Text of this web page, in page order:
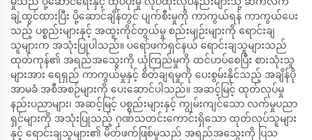
ချဲ့ထွင်ထားပြီး ပို့ဆောင်ချိန်တွင် ပျက်စီးမှုကို ကာကွယ်ရန် ကာကွယ်ပေး
သည့် ပစ္စည်းများနှင့် အထူးကိုင်တွယ်မှု စည်းမျဉ်းများကို ရောင်းချ
သူများက အသုံးပြုပါသည်။ ပရော်ဖက်ရှင်နယ် ရောင်းချသူများသည်
ထုတ်ကုန်၏ အရည်အသွေးကို ယုံကြည်မှုကို ထင်ဟပ်စေပြီး စားသုံးသူ
များအား ရေရှည် ကာကွယ်မှုနှင့် စိတ်ချရမှုကို ပေးစွမ်းနိုင်သည့် အချိန်ပို
အာမခံ အစီအစဉ်များကို ပေးဆောင်ပါသည်။ အဆင့်မြင့် ထုတ်လုပ်မှု
နည်းပညာများ၊ အဆင့်မြင့် ပစ္စည်းများနှင့် ကျွမ်းကျင်သော လက်မှုပညာ
ရှင်များကို အသုံးပြုသည့် ဂုဏ်သတင်းကောင်းရှိသော ထုတ်လုပ်သူများ
နှင့် ရောင်းချသူများ၏ မိတ်ဖက်ဖြစ်မှုသည် အရည်အသွေးကို ပြသ